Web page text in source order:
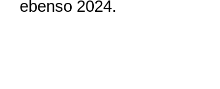
ebenso 2024.